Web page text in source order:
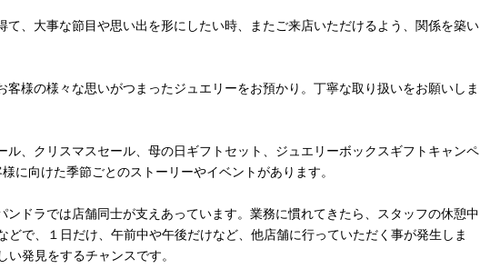
、大事な節目や思い出を形にしたい時、またご来店いただけるよう、関係を築い
様の様々な思いがつまったジュエリーをお預かり。丁寧な取り扱いをお願いしま
、クリスマスセール、母の日ギフトセット、ジュエリーボックスギフトキャンペ
に向けた季節ごとのストーリーやイベントがあります。
ドラでは店舗同士が支えあっています。業務に慣れてきたら、スタッフの休憩中
どで、１日だけ、午前中や午後だけなど、他店舗に行っていただく事が発生しま
発見をするチャンスです。